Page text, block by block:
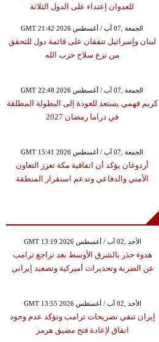
للعدوان إعتداء على الدول الثلاثة
GMT 21:42 2026 الجمعة ,07 آب / أغسطس
لبنان وإسرائيل تتفقان على قائمة دول للتحقق
من نزع سلاح حزب الله
GMT 22:48 2026 الجمعة ,07 آب / أغسطس
كريم فهمي يستعد للعودة إلى البطولة المطلقة
في دراما رمضان 2027
GMT 15:41 2026 الجمعة ,07 آب / أغسطس
أردوغان يؤكد أن اتفاقية مكة تعزز التعاون
الأمني والدفاعي وتدعم استقرار المنطقة
GMT 13:19 2026 الأحد ,02 آب / أغسطس
هدوء حذر بالشرق الأوسط بعد تراجع ترامب
عن الضربة وتحذيرات أميركية وتصعيد إيراني
GMT 13:55 2026 الأحد ,02 آب / أغسطس
إيران تنفي تصريحات ترامب وتؤكد عدم وجود
اتفاق لإعادة فتح مضيق هرمز